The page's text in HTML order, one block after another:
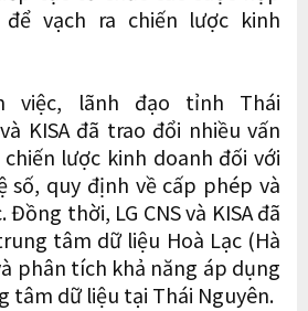
vạch ra chiến lược kinh
việc, lãnh đạo tỉnh Thái
KISA đã trao đổi nhiều vấn
lược kinh doanh đối với
số, quy định về cấp phép và
thời, LG CNS và KISA đã
tâm dữ liệu Hoà Lạc (Hà
phân tích khả năng áp dụng
tâm dữ liệu tại Thái Nguyên.